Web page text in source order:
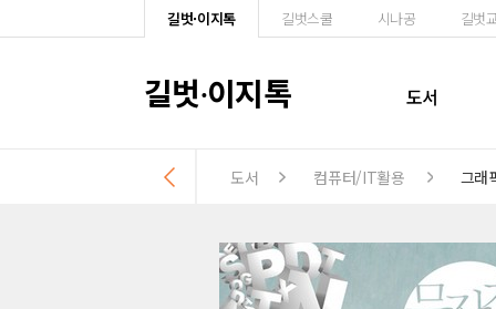
길벗·이지톡 길벗스쿨 시나공 길벗
길벗·이지톡 도서
도서 컴퓨터/IT활용 그래